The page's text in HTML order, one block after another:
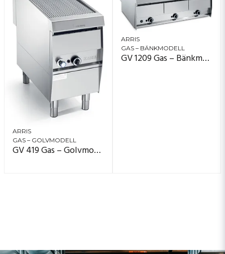
ARRIS
GAS – GOLVMODELL
GV 419 Gas – Golvmodell, 1 zon (40×90)
ARRIS
GAS – BÄNKMODELL
GV 1209 Gas – Bänkmodell, 3 zoner (120×90)